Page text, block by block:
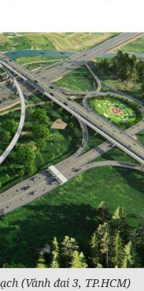
(Vành đai 3, TP.HCM)